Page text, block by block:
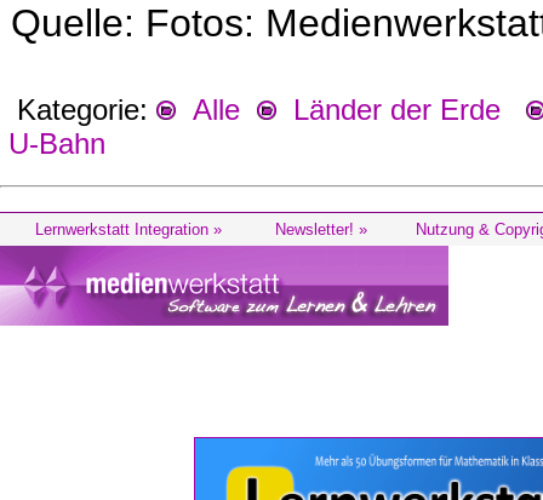
Quelle: Fotos:
Kategorie: Alle
Länder der Erde
U-Bahn
Lernwerkstatt Integration » Newsletter! » Nutzung &